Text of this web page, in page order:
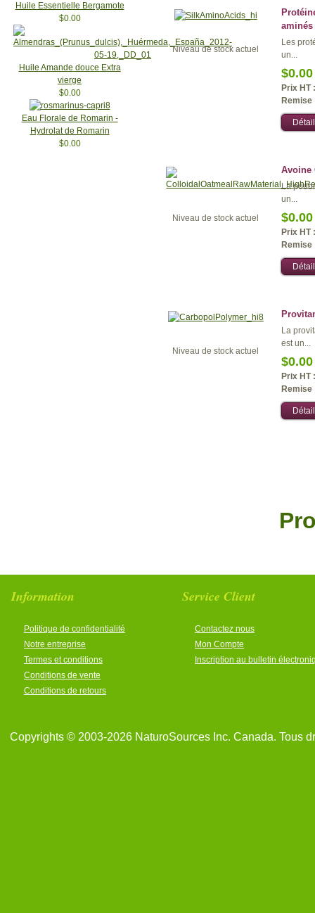
Huile Essentielle Bergamote
$0.00
Huile Amande douce Extra
vierge
$0.00
Eau Florale de Romarin -
Hydrolat de Romarin
$0.00
Niveau de stock actuel
aminés
Les
un...
$0.00
Prix HT
Niveau de stock actuel
Avoine
La
un...
$0.00
Prix HT
Niveau de stock actuel
La
est un...
$0.00
Prix HT
Information
Politique de confidentialité
Notre entreprise
Termes et conditions
Conditions de vente
Conditions de retours
Service Client
Contactez nous
Mon Compte
Inscription au bulletin
Copyrights © 2003-2026 NaturoSources Inc. Canada. Tous